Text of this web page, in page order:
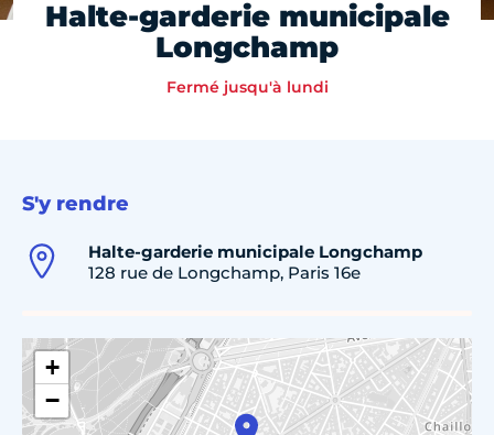
Halte-garderie municipale
Longchamp
Fermé jusqu'à lundi
S'y rendre
Halte-garderie municipale Longchamp
128 rue de Longchamp, Paris 16e
+
−